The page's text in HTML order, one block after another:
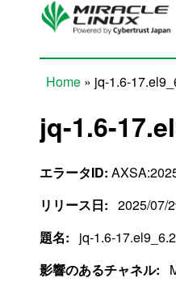
Skip to main content
Home » jq-1.6-
jq-1.6-
エラータID:
リリース日: 2025/07/
題名:
jq-1.6-17.el9_6.2
影響のあるチャネル: